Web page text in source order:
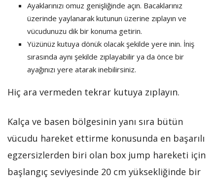
Ayaklarınızı omuz genişliğinde açın. Bacaklarınız
üzerinde yaylanarak kutunun üzerine zıplayın ve
vücudunuzu dik bir konuma getirin.
Yüzünüz kutuya dönük olacak şekilde yere inin. İniş
sırasında aynı şekilde zıplayabilir ya da önce bir
ayağınızı yere atarak inebilirsiniz.
Hiç ara vermeden tekrar kutuya zıplayın.
Kalça ve basen bölgesinin yanı sıra bütün
vücudu hareket ettirme konusunda en başarılı
egzersizlerden biri olan box jump hareketi için
başlangıç seviyesinde 20 cm yüksekliğinde bir